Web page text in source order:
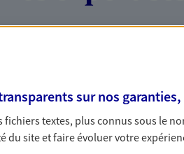
au long de
métier : dans
à vous
votre
sur nos
textes, plus connus sous le
site et faire évoluer votre